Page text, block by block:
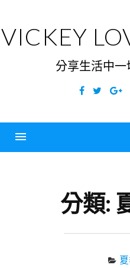
content
VICKEY
分享生活中
Facebook
Twitter
分類: